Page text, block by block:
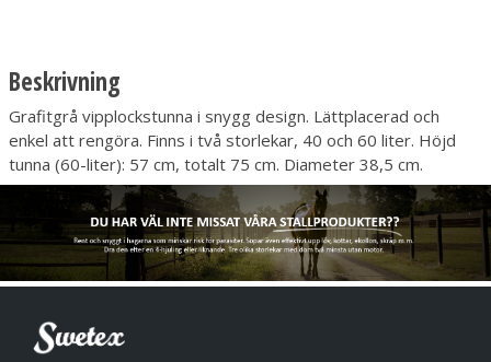
Beskrivning
Grafitgrå vipplockstunna i snygg design. Lättplacerad och
enkel att rengöra. Finns i två storlekar, 40 och 60 liter. Höjd
tunna (60-liter): 57 cm, totalt 75 cm. Diameter 38,5 cm.